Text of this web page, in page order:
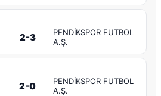
2-3
PENDİKSPOR FUTBOL
A.Ş.
2-0
PENDİKSPOR FUTBOL
A.Ş.